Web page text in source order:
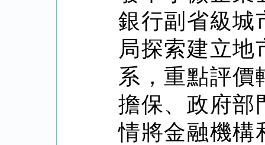
銀行副省級城
局探索建立
系，重點評價
擔保、政府部
情將金融機構